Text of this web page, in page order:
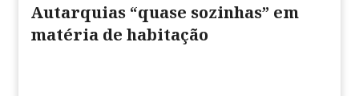
Autarquias “quase sozinhas” em
matéria de habitação